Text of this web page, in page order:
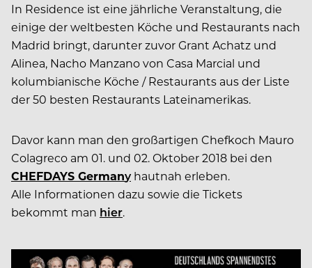
In Residence ist eine jährliche Veranstaltung, die
einige der weltbesten Köche und Restaurants nach
Madrid bringt, darunter zuvor Grant Achatz und
Alinea, Nacho Manzano von Casa Marcial und
kolumbianische Köche / Restaurants aus der Liste
der 50 besten Restaurants Lateinamerikas.
Davor kann man den großartigen Chefkoch Mauro
Colagreco am 01. und 02. Oktober 2018 bei den
CHEFDAYS Germanyhautnah erleben.
Alle Informationen dazu sowie die Tickets
bekommt man hier.